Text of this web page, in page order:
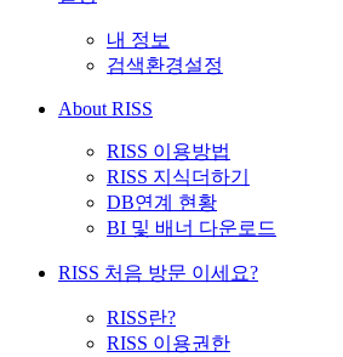
내 정보
검색환경설정
About RISS
RISS 이용방법
RISS 지식더하기
DB연계 현황
BI 및 배너 다운로드
RISS 처음 방문 이세요?
RISS란?
RISS 이용권한